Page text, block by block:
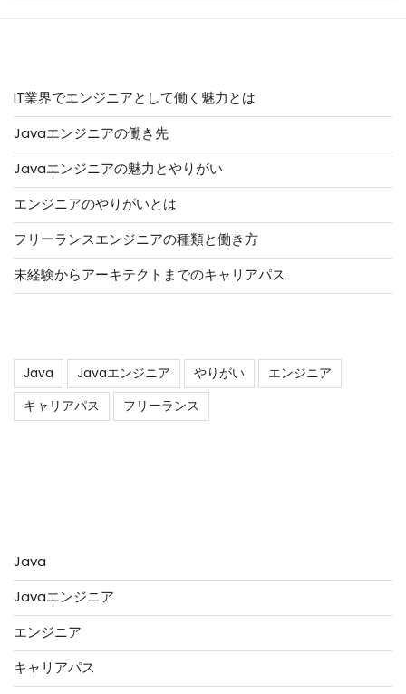
IT業界でエンジニアとして働く魅力とは
Javaエンジニアの働き先
Javaエンジニアの魅力とやりがい
エンジニアのやりがいとは
フリーランスエンジニアの種類と働き方
未経験からアーキテクトまでのキャリアパス
Java Javaエンジニア やりがい
エンジニア
キャリアパス
フリーランス
Java
Javaエンジニア
エンジニア
キャリアパス